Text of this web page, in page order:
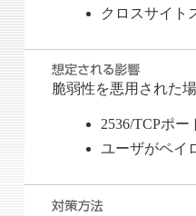
クロスサイト
脆弱性を悪用された
2536/TCPポ
ユーザがペイ